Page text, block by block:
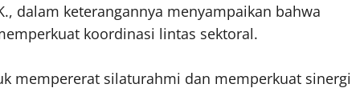
dalam keterangannya menyampaikan bahwa
koordinasi lintas sektoral.
mempererat silaturahmi dan memperkuat sinergi